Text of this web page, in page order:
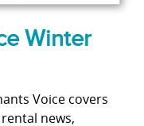
Winter
Voice covers
news,